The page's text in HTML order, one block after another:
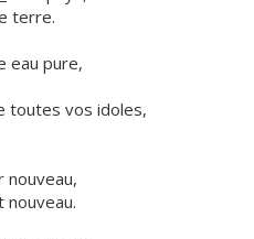
terre.
eau pure,
toutes vos idoles,
nouveau,
nouveau.